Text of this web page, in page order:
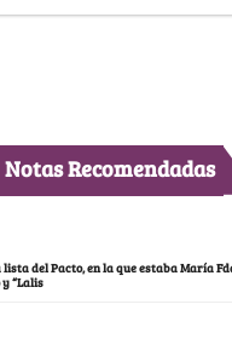
Notas Recomendadas
del Pacto, en la que estaba María
“Lalis